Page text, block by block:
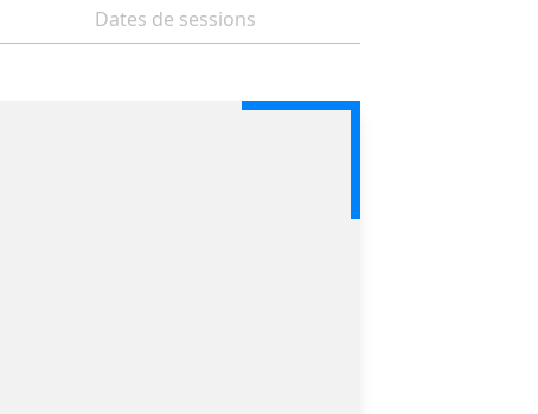
Dates de sessions